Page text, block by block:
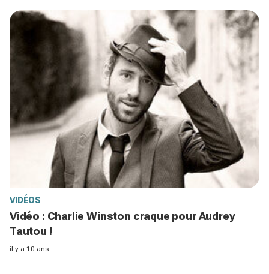
VIDÉOS
Vidéo : Charlie Winston craque pour Audrey
Tautou !
il y a 10 ans